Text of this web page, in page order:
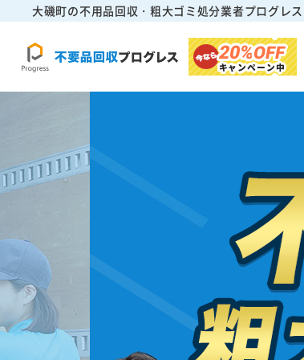
大磯町の不用品回収・粗大ゴミ処分業者プログレス
20%OFF
キャンペーン中